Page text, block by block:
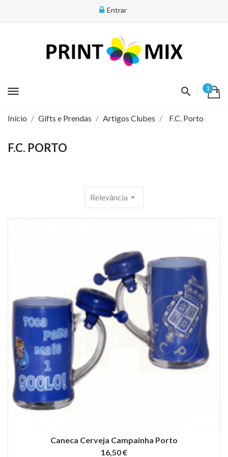
Entrar
menu 1
Início Gifts e Prendas Artigos Clubes F.C. Porto
F.C. PORTO
Relevância arrow_drop_down
Caneca Cerveja Campainha Porto
16,50 €